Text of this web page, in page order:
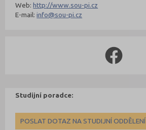
Web:http://www.sou-pi.cz
E-mail:info@sou-pi.cz
Studijní poradce:
POSLAT DOTAZ NA STUDIJNÍ ODDĚLENÍ